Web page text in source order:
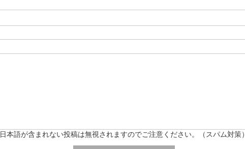
日本語が含まれない投稿は無視されますのでご注意ください。（スパム対策）